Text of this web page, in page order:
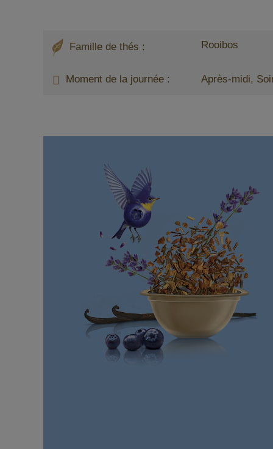
Famille de thés : Rooibos
Moment de la journée : Après-midi,